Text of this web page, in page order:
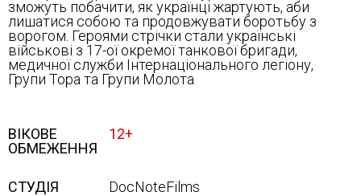
зможуть побачити, як українці жартують, аби
лишатися собою та продовжувати боротьбу з
ворогом. Героями стрічки стали українські
військові з 17-ої окремої танкової бригади,
медичної служби Інтернаціонального легіону,
Групи Тора та Групи Молота
ВІКОВЕ
ОБМЕЖЕННЯ
12+
СТУДІЯ DocNoteFilms